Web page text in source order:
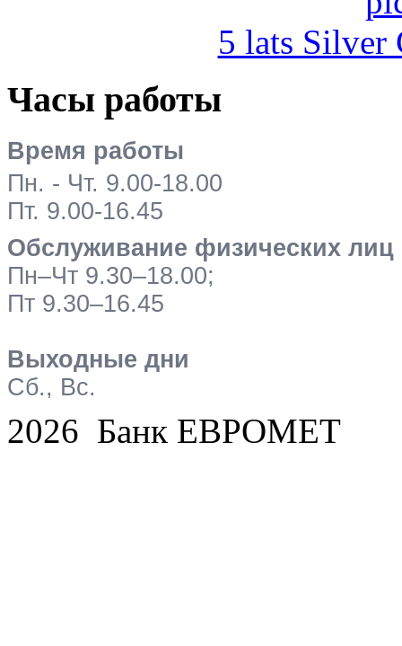
5 lats Silver
Часы работы
Время работы
Пн. - Чт. 9.00-18.00
Пт. 9.00-16.45
Обслуживание физических лиц
Пн–Чт 9.30–18.00;
Пт 9.30–16.45
Выходные дни
Сб., Вс.
2026 Банк ЕВРОМЕТ